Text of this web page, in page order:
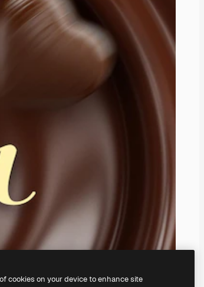
cookies on your device to enhance site